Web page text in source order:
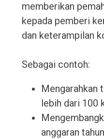
memberikan
kepada pemberi
dan keterampilan
Sebagai contoh:
Mengarahkan
lebih dari 100
anggaran